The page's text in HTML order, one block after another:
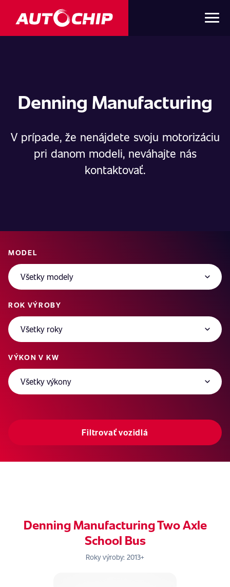
Denning Manufacturing
V prípade, že nenájdete svoju motorizáciu
pri danom modeli, neváhajte nás
kontaktovať.
MODEL
ROK VÝROBY
VÝKON V KW
Filtrovať vozidlá
Denning Manufacturing Two Axle
School Bus
Roky výroby: 2013+